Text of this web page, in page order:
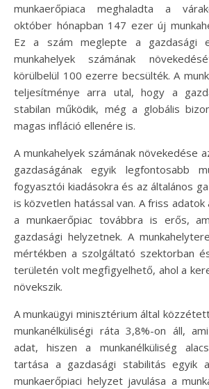
munkaerőpiaca meghaladta a
október hónapban 147 ezer új
Ez a szám meglepte a gazdasági
munkahelyek számának
körülbelül 100 ezerre becsülték. A
teljesítménye arra utal, hogy a
stabilan működik, még a globális
magas infláció ellenére is.
A munkahelyek számának növekedése
gazdaságának egyik legfontosabb
fogyasztói kiadásokra és az általános
is közvetlen hatással van. A friss
a munkaerőpiac továbbra is erős,
gazdasági helyzetnek. A
mértékben a szolgáltató szektorban
területén volt megfigyelhető, ahol a
növekszik.
A munkaügyi minisztérium által
munkanélküliségi ráta 3,8%-on áll,
adat, hiszen a munkanélküliség
tartása a gazdasági stabilitás egyik
munkaerőpiaci helyzet javulása a